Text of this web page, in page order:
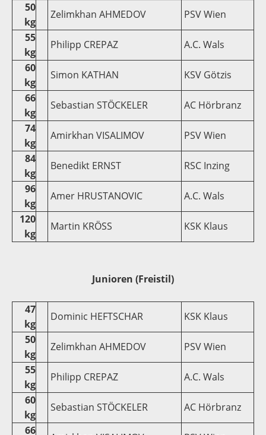
50
kg
Zelimkhan AHMEDOV
PSV Wien
55
kg
Philipp CREPAZ
A.C. Wals
60
kg
Simon KATHAN
KSV Götzis
66
kg
Sebastian STÖCKELER
AC Hörbranz
74
kg
Amirkhan VISALIMOV
PSV Wien
84
kg
Benedikt ERNST
RSC Inzing
96
kg
Amer HRUSTANOVIC
A.C. Wals
120
kg
Martin KRÖSS KSK Klaus
Junioren (Freistil)
47
kg
Dominic HEFTSCHAR
KSK Klaus
50
kg
Zelimkhan AHMEDOV
PSV Wien
55
kg
Philipp CREPAZ
A.C. Wals
60
kg
Sebastian STÖCKELER
AC Hörbranz
66